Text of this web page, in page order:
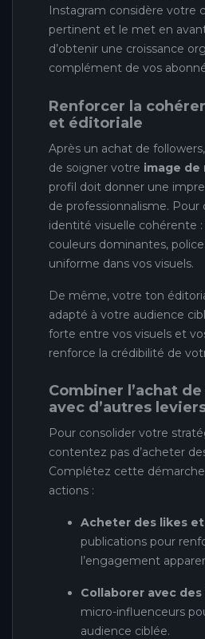
Instagram considère votre
pertinent et le met en
d’obtenir une croissance
complément de vos
Renforcer la
et éditoriale
Après un achat de
de soigner votre image de
profil doit donner une
de professionnalisme. Pour
identité visuelle cohérente
couleurs dominantes, police
uniforme dans vos visuels.
De même, votre ton
adapté à votre audience
forte entre vos visuels et
renforce la crédibilité de
Combiner l’achat
avec d’autres
Pour consolider votre
contentez pas d’acheter
Complétez cette démarche
actions :
Acheter des likes
publications pour
l’engagement
Collaborer avec
micro-influenceurs
audience ciblée.